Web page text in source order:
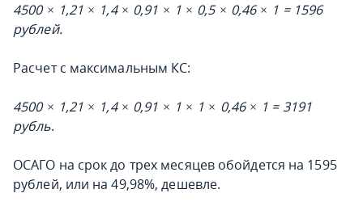
4500 × 1,21 × 1,4 × 0,91 × 1 × 0,5 × 0,46 × 1 = 1596
рублей.
Расчет с максимальным КС:
4500 × 1,21 × 1,4 × 0,91 × 1 × 1 × 0,46 × 1 = 3191
рубль.
ОСАГО на срок до трех месяцев обойдется на 1595
рублей, или на 49,98%, дешевле.